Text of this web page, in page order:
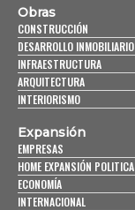
Obras
CONSTRUCCIÓN
DESARROLLO INMOBILIARIO
INFRAESTRUCTURA
ARQUITECTURA
INTERIORISMO
Expansión
EMPRESAS
HOME EXPANSIÓN POLITICA
ECONOMÍA
INTERNACIONAL